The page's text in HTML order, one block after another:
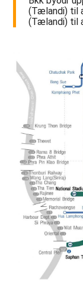
(Tælandi) til
(Tælandi) til